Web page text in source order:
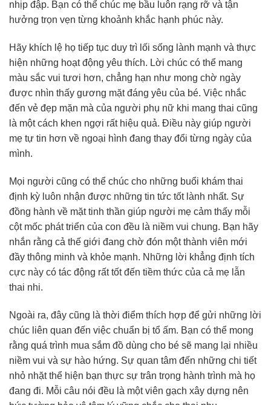
nhịp đập. Bạn có thể chúc mẹ bầu luôn rạng rỡ và tận
hưởng trọn vẹn từng khoảnh khắc hạnh phúc này.
Hãy khích lệ họ tiếp tục duy trì lối sống lành mạnh và thực
hiện những hoạt động yêu thích. Lời chúc có thể mang
màu sắc vui tươi hơn, chẳng hạn như mong chờ ngày
được nhìn thấy gương mặt đáng yêu của bé. Việc nhắc
đến vẻ đẹp mặn mà của người phụ nữ khi mang thai cũng
là một cách khen ngợi rất hiệu quả. Điều này giúp người
mẹ tự tin hơn về ngoại hình đang thay đổi từng ngày của
mình.
Mọi người cũng có thể chúc cho những buổi khám thai
định kỳ luôn nhận được những tin tức tốt lành nhất. Sự
đồng hành về mặt tinh thần giúp người mẹ cảm thấy mỗi
cột mốc phát triển của con đều là niềm vui chung. Bạn hãy
nhắn rằng cả thế giới đang chờ đón một thành viên mới
đầy thông minh và khỏe mạnh. Những lời khẳng định tích
cực này có tác động rất tốt đến tiềm thức của cả mẹ lẫn
thai nhi.
Ngoài ra, đây cũng là thời điểm thích hợp để gửi những lời
chúc liên quan đến việc chuẩn bị tổ ấm. Bạn có thể mong
rằng quá trình mua sắm đồ dùng cho bé sẽ mang lại nhiều
niềm vui và sự hào hứng. Sự quan tâm đến những chi tiết
nhỏ nhặt thể hiện bạn thực sự trân trọng hành trình mà họ
đang đi. Mỗi câu nói đều là một viên gạch xây dựng nên